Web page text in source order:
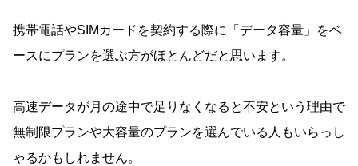
携帯電話やSIMカードを契約する際に「データ容量」をベ
ースにプランを選ぶ方がほとんどだと思います。
高速データが月の途中で足りなくなると不安という理由で
無制限プランや大容量のプランを選んでいる人もいらっし
ゃるかもしれません。